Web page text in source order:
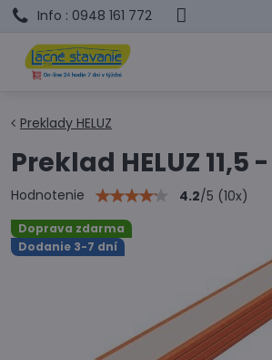
Info : 0948 161 772
Doprava zdarma
Dodanie 3-7 dní
Preklady HELUZ
Preklad HELUZ 11,5
Hodnotenie 4.2/5 (10x)